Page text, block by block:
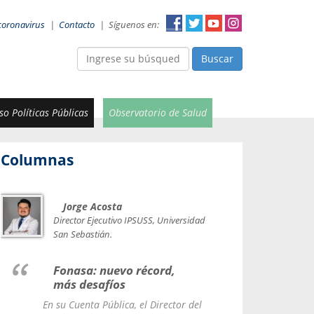
| Contacto | Síguenos en:
Buscar
Políticas Públicas Observatorio de Salud
Columnas
Jorge Acosta
Director Ejecutivo IPSUSS, Universidad
San Sebastián.
Fonasa: nuevo récord,
más desafíos
En su Cuenta Pública, el Director del